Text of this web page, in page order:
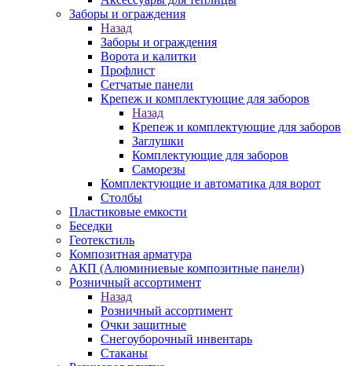
Заборы и ограждения
Назад
Заборы и ограждения
Ворота и калитки
Профлист
Сетчатые панели
Крепеж и комплектующие для заборов
Назад
Крепеж и комплектующие для заборов
Заглушки
Комплектующие для заборов
Саморезы
Комплектующие и автоматика для ворот
Столбы
Пластиковые емкости
Беседки
Геотекстиль
Композитная арматура
АКП (Алюминиевые композитные панели)
Розничный ассортимент
Назад
Розничный ассортимент
Очки защитные
Снегоуборочный инвентарь
Стаканы